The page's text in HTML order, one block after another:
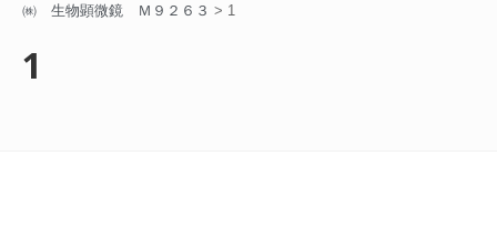
㈱ 生物顕微鏡 Ｍ９２６３ > 1
1